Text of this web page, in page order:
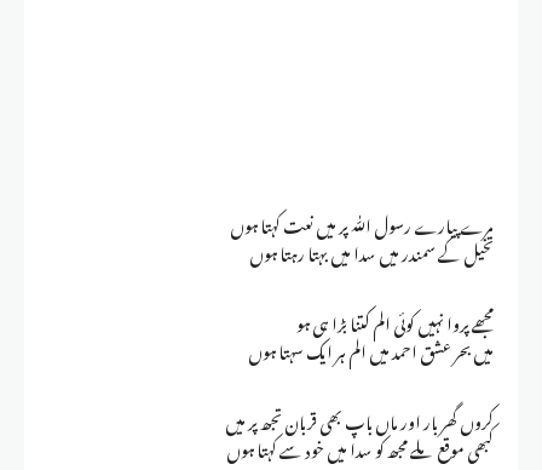
مرے پیارے رسول اللّٰہ پر میں نعت کہتا ہوں
تخیل کے سمندر میں سدا میں بہتا رہتا ہوں
مجھے پروا نہیں کوئی الم کتنا بڑا ہی ہو
میں بحر عشق احمد میں الم ہر ایک سہتا ہوں
کروں گھر بار اور ماں باپ بھی قربان تجھ پر میں
کبھی موقع ملے مجھ کو سدا میں خود سے کہتا ہوں